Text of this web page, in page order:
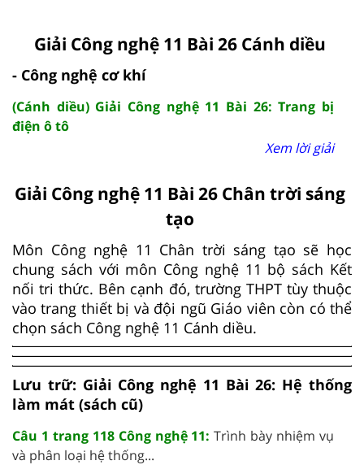
Giải Công nghệ 11 Bài 26 Cánh diều
- Công nghệ cơ khí
(Cánh diều) Giải Công nghệ 11 Bài 26: Trang bị
điện ô tô
Xem lời giải
Giải Công nghệ 11 Bài 26 Chân trời sáng
tạo
Môn Công nghệ 11 Chân trời sáng tạo sẽ học
chung sách với môn Công nghệ 11 bộ sách Kết
nối tri thức. Bên cạnh đó, trường THPT tùy thuộc
vào trang thiết bị và đội ngũ Giáo viên còn có thể
chọn sách Công nghệ 11 Cánh diều.
Lưu trữ: Giải Công nghệ 11 Bài 26: Hệ thống
làm mát (sách cũ)
Câu 1 trang 118 Công nghệ 11: Trình bày nhiệm vụ
và phân loại hệ thống...